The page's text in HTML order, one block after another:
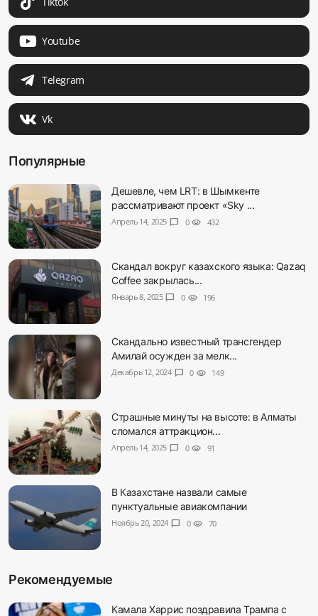
Youtube
Telegram
Vk
Популярные
Дешевле, чем LRT: в Шымкенте
рассматривают проект «Sky ...
Апрель 14, 2025 chat_bubble 0 visibility 432
Скандал вокруг казахского языка: Qazaq
Coffee закрылась...
Январь 8, 2025 chat_bubble 0 visibility 196
Скандально известный трансгендер
Амилай осужден за мелк...
Декабрь 12, 2024 chat_bubble 0 visibility 149
Страшные минуты на высоте: в Алматы
сломался аттракцион...
Апрель 14, 2025 chat_bubble 0 visibility 91
В Казахстане назвали самые
пунктуальные авиакомпании
Ноябрь 20, 2024 chat_bubble 0 visibility 70
Рекомендуемые
Камала Харрис поздравила Трампа с